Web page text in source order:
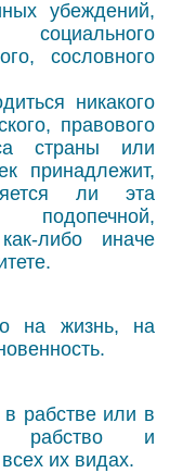
убеждений,
сословного
никакого
правового
страны или
принадлежит,
ли эта
подопечной,
либо иначе
на жизнь, на
рабстве или в
рабство и
их видах.